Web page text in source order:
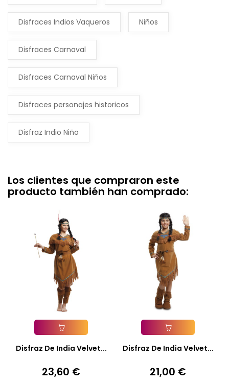
Disfraces Indios Vaqueros Niños
Disfraces Carnaval
Disfraces Carnaval Niños
Disfraces personajes historicos
Disfraz Indio Niño
Los clientes que compraron este
producto también han comprado:
Añadir A La Cesta
Disfraz De India Velvet...
Precio
23,60 €
Añadir A La Cesta
Disfraz De India Velvet...
Precio
21,00 €